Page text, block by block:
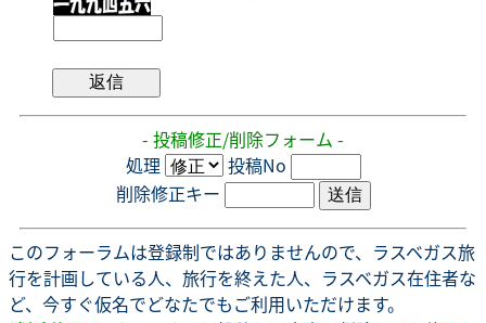
- 投稿修正/削除フォーム -
処理
投稿No
削除修正キー
このフォーラムは登録制ではありませんので、ラスベガス旅
行を計画している人、旅行を終えた人、ラスベガス在住者な
ど、今すぐ仮名でどなたでもご利用いただけます。